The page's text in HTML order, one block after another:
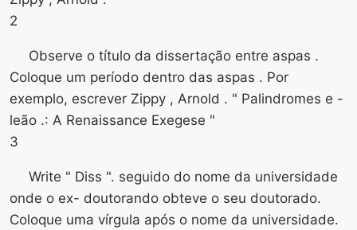
2
Observe o título da dissertação entre aspas .
Coloque um período dentro das aspas . Por
exemplo, escrever Zippy , Arnold . " Palindromes e -
leão .: A Renaissance Exegese "
3
Write " Diss ". seguido do nome da universidade
onde o ex- doutorando obteve o seu doutorado.
Coloque uma vírgula após o nome da universidade.